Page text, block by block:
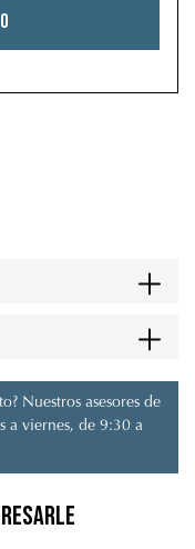
Nuestros asesores de
a viernes, de 9:30 a